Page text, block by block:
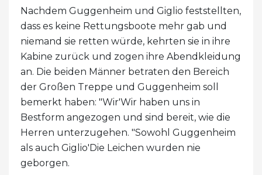
Nachdem Guggenheim und Giglio feststellten,
dass es keine Rettungsboote mehr gab und
niemand sie retten würde, kehrten sie in ihre
Kabine zurück und zogen ihre Abendkleidung
an. Die beiden Männer betraten den Bereich
der Großen Treppe und Guggenheim soll
bemerkt haben: "Wir'Wir haben uns in
Bestform angezogen und sind bereit, wie die
Herren unterzugehen. "Sowohl Guggenheim
als auch Giglio'Die Leichen wurden nie
geborgen.